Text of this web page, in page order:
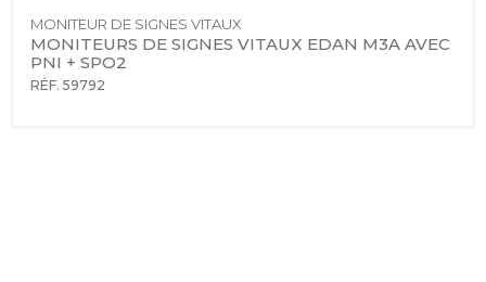
MONITEUR DE SIGNES VITAUX
MONITEURS DE SIGNES VITAUX EDAN M3A AVEC
PNI + SPO2
RÉF. 59792